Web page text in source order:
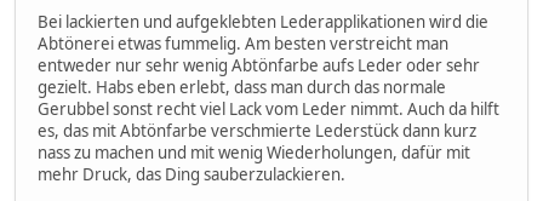
Bei lackierten und aufgeklebten Lederapplikationen wird die
Abtönerei etwas fummelig. Am besten verstreicht man
entweder nur sehr wenig Abtönfarbe aufs Leder oder sehr
gezielt. Habs eben erlebt, dass man durch das normale
Gerubbel sonst recht viel Lack vom Leder nimmt. Auch da hilft
es, das mit Abtönfarbe verschmierte Lederstück dann kurz
nass zu machen und mit wenig Wiederholungen, dafür mit
mehr Druck, das Ding sauberzulackieren.